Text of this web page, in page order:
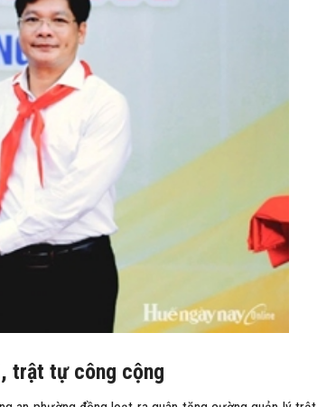
trật tự công cộng